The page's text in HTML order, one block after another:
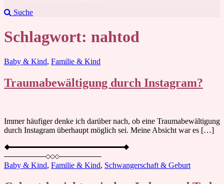
Suche
Schlagwort: nahtod
Blog
Baby & Kind, Familie & Kind
Traumabewältigung durch Instagram?
Immer häufiger denke ich darüber nach, ob eine Traumabewältigung
durch Instagram überhaupt möglich sei. Meine Absicht war es […]
Baby & Kind, Familie & Kind, Schwangerschaft & Geburt